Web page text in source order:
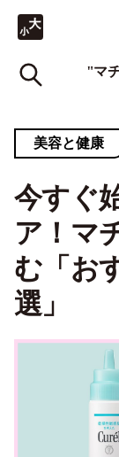
"マ
美容と健康
今すぐ
ア！マ
む「お
選」